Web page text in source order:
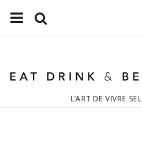
Sport
L'ART DE VIVRE